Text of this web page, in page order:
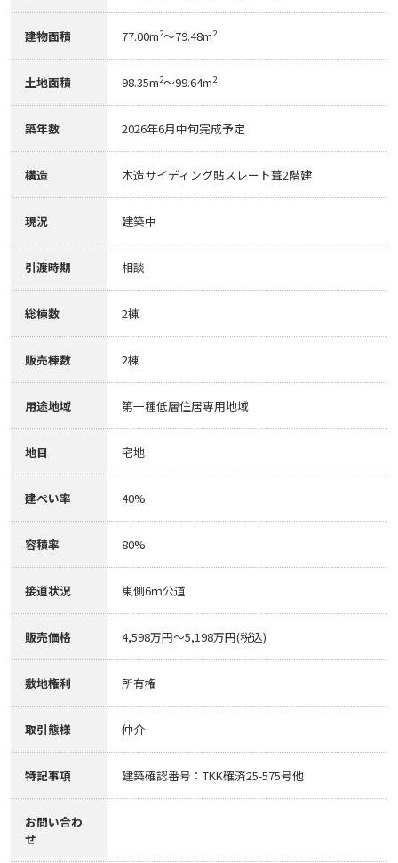
建物面積 77.00m2～79.48m2
土地面積 98.35m2～99.64m2
築年数 2026年6月中旬完成予定
構造 木造サイディング貼スレート葺2階建
現況 建築中
引渡時期 相談
総棟数 2棟
販売棟数 2棟
用途地域 第一種低層住居専用地域
地目 宅地
建ぺい率 40%
容積率 80%
接道状況 東側6ｍ公道
販売価格 4,598万円～5,198万円(税込)
敷地権利 所有権
取引態様 仲介
特記事項 建築確認番号：TKK確済25-575号他
お問い合わ
せ